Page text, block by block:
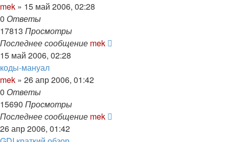
mek » 15 май 2006, 02:28
0 Ответы
17813 Просмотры
Последнее сообщение mek
15 май 2006, 02:28
коды-мануал
mek » 26 апр 2006, 01:42
0 Ответы
15690 Просмотры
Последнее сообщение mek
26 апр 2006, 01:42